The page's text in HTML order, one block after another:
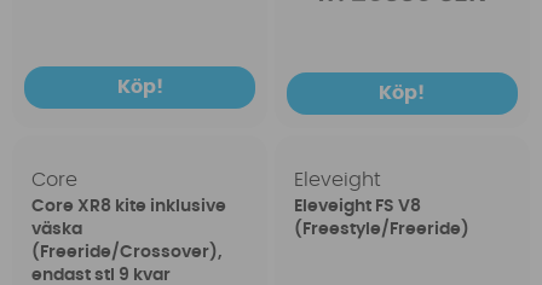
Köp! Köp!
Core
Core XR8 kite inklusive
väska
(Freeride/Crossover),
endast stl 9 kvar
Eleveight
Eleveight FS V8
(Freestyle/Freeride)